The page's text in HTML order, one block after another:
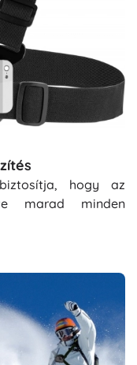
hogy az
marad minden